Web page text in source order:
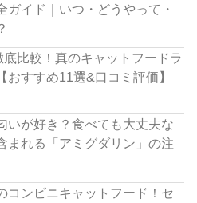
ガイド｜いつ・どうやって・
底比較！真のキャットフードラ
おすすめ11選&口コミ評価】
いが好き？食べても大丈夫な
まれる「アミグダリン」の注
コンビニキャットフード！セ